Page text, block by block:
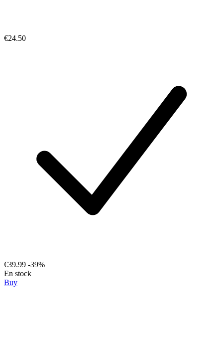
€24.50
€39.99 -39%
En stock
Buy